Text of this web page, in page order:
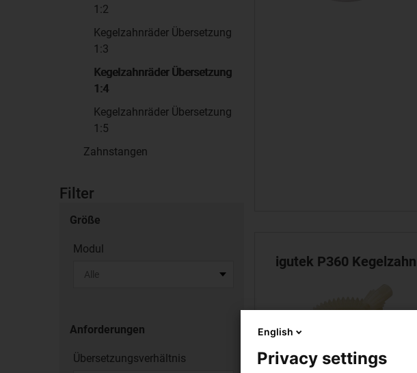
1:2
Kegelzahnräder Übersetzung
1:3
Kegelzahnräder Übersetzung
1:4
Kegelzahnräder Übersetzung
1:5
Zahnstangen
Filter
Größe
Modul
Anforderungen
Übersetzungsverhältnis
igutek P360
English
Privacy settings